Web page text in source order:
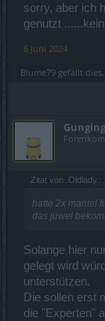
sorry, aber ich
genutzt
6 Juni 2024
Blume79 gefällt dies.
Gunging
Zitat von .Oldlady.:
hatte 2x mantel
das juwel
Solange hier
gelegt wird
unterstützen.
Die sollen erst
die "Experten"